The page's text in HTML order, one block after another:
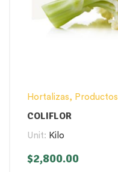
Hortalizas, Productos
COLIFLOR
Unit: Kilo
$2,800.00